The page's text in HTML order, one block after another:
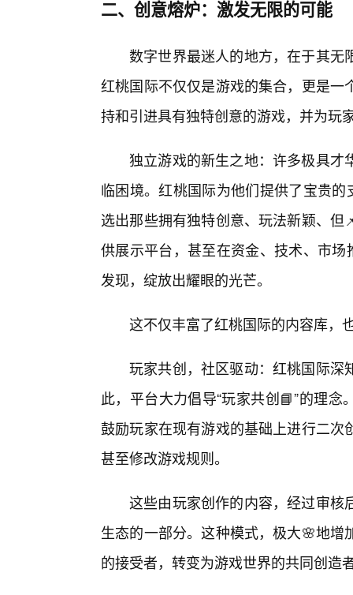
二、创意熔炉：激发无限的可能
数字世界最迷人的地方，在于其无
红桃国际不仅仅是游戏的集合，更是
持和引进具有独特创意的游戏，并为玩
独立游戏的新生之地：许多极具才
临困境。红桃国际为他们提供了宝贵
选出那些拥有独特创意、玩法新颖、
供展示平台，甚至在资金、技术、市
发现，绽放出耀眼的光芒。
这不仅丰富了红桃国际的内容库，
玩家共创，社区驱动：红桃国际深
此，平台大力倡导“玩家共创📘”的理
鼓励玩家在现有游戏的基础上进行二
甚至修改游戏规则。
这些由玩家创作的内容，经过审核
生态的一部分。这种模式，极大🌸地
的接受者，转变为游戏世界的共同创造